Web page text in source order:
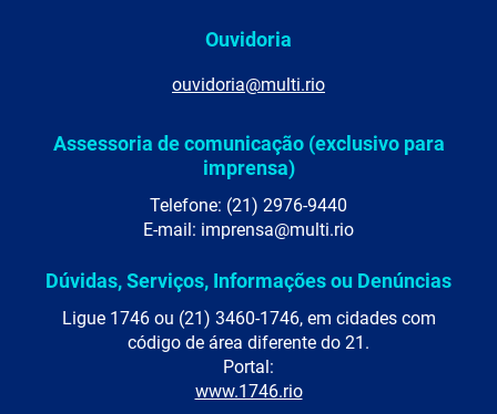
Ouvidoria
ouvidoria@multi.rio
Assessoria de comunicação (exclusivo para
imprensa)
Telefone: (21) 2976-9440
E-mail: imprensa@multi.rio
Dúvidas, Serviços, Informações ou Denúncias
Ligue 1746 ou (21) 3460-1746, em cidades com
código de área diferente do 21.
Portal:
www.1746.rio